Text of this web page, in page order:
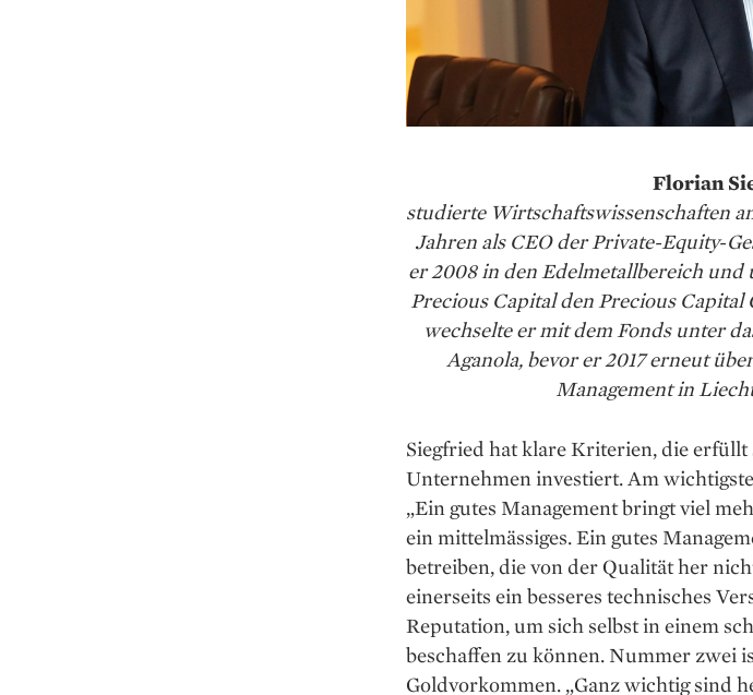
Florian
studierte Wirtschaftswissenschaften
Jahren als CEO der Private-Equity-
er 2008 in den Edelmetallbereich
Precious Capital den Precious
wechselte er mit dem Fonds unter
Aganola, bevor er 2017 erneut
Management in
Siegfried hat klare Kriterien, die erfüllt
Unternehmen investiert. Am
„Ein gutes Management bringt viel
ein mittelmässiges. Ein gutes
betreiben, die von der Qualität her
einerseits ein besseres technisches
Reputation, um sich selbst in einem
beschaffen zu können. Nummer zwei
Goldvorkommen. „Ganz wichtig sind